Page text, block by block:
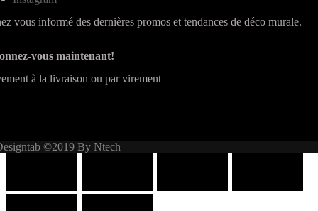
vous informé des dernières promos et tendances de déco murale.
vous maintenant!
à la livraison ou par virement
©2019 By Ntech